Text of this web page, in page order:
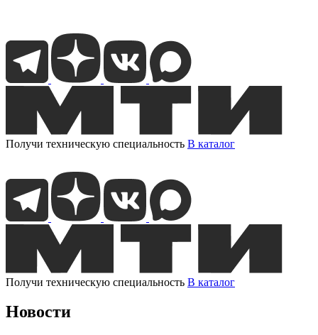
Получи техническую специальность В каталог
Получи техническую специальность В каталог
Новости